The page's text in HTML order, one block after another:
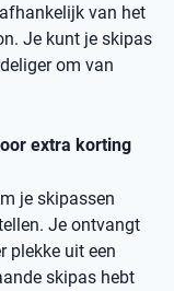
van het
Je kunt je skipas
om van
extra korting
je skipassen
Je ontvangt
plekke uit een
skipas hebt